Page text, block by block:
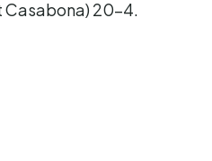
Casabona) 20-4.